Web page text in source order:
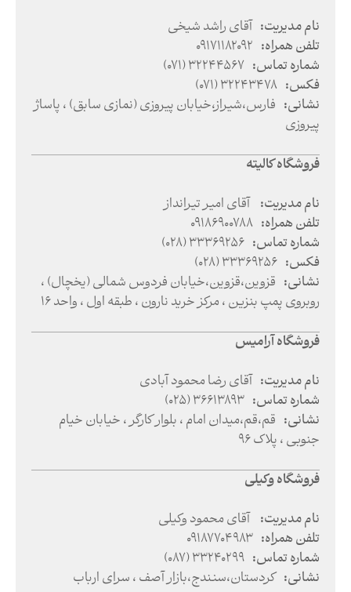
نام مدیریت: آقای راشد شیخی
تلفن همراه:
09171182092
شماره تماس:
(071) 32244567
فکس:
(071) 32243478
نشانی: فارس،شیراز،خیابان پیروزی (نمازی سابق) ، پاساژ
پیروزی
فروشگاه کالیته
نام مدیریت: آقای امیر تیرانداز
تلفن همراه:
09186900788
شماره تماس:
(028) 33369256
فکس:
(028) 33369256
نشانی: قزوین،قزوین،خیابان فردوس شمالی (یخچال) ،‌
روبروی پمپ بنزین ،‌ مرکز خرید نارون ،‌ طبقه اول ،‌ واحد 16
فروشگاه آرامیس
نام مدیریت: آقای رضا محمود آبادی
شماره تماس:
(025) 36613893
نشانی: قم،قم،میدان امام ، بلوار کارگر ، خیابان خیام
جنوبی ، پلاک 96
فروشگاه وکیلی
نام مدیریت: آقای محمود وکیلی
تلفن همراه:
09187704983
شماره تماس:
(087) 33240299
نشانی: کردستان،سنندج،بازار آصف ، سرای ارباب